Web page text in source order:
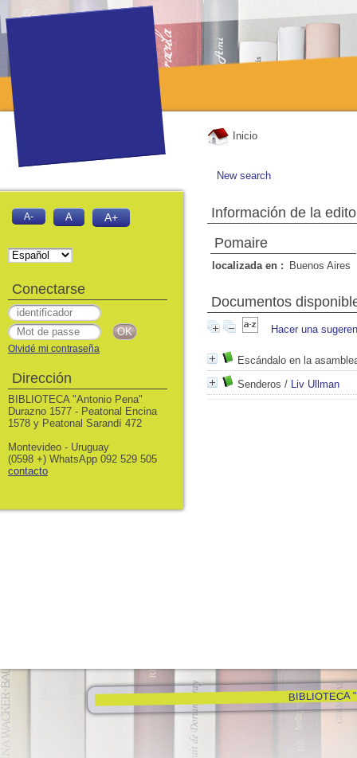
Inicio
New search
Información de la
Pomaire
localizada en : Buenos Aires
Documentos
Hacer una
Escándalo en la
Senderos / Liv Ullman
BIBLIOTECA
A- A A+
Conectarse
Olvidé mi contraseña
Dirección
BIBLIOTECA "Antonio Pena"
Durazno 1577 - Peatonal Encina
1578 y Peatonal Sarandí 472
Montevideo - Uruguay
(0598 +) WhatsApp 092 529 505
contacto